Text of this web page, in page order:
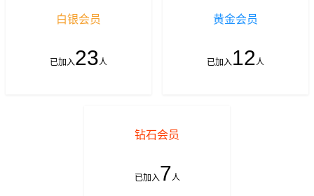
白银会员
已加入23人
黄金会员
已加入12人
钻石会员
已加入7人